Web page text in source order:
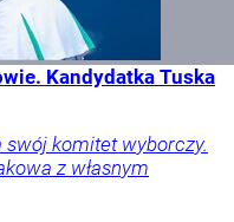
Kandydatka Tuska
swój komitet wyborczy.
z własnym